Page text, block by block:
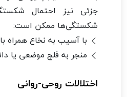
جزئی نیز احتمال
شکستگی‌ها ممکن است:
با آسیب به نخاع همراه
منجر به فلج موضعی یا
اختلالات روحی-روانی